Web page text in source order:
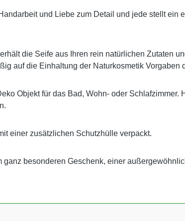
und Liebe zum Detail und jede stellt
die Seife aus Ihren rein natürlichen Zutaten
auf die Einhaltung der Naturkosmetik
Objekt für das Bad, Wohn- oder
einer zusätzlichen Schutzhülle verpackt.
besonderen Geschenk, einer